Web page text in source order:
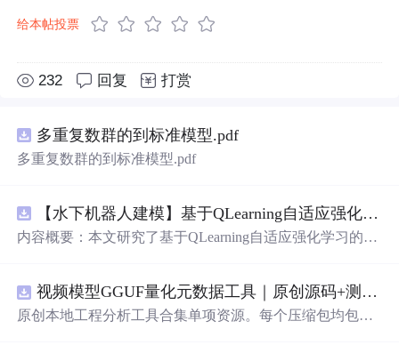
给本帖投票
232 回复 打赏
多重复数群的到标准模型.pdf
多重复数群的到标准模型.pdf
【水下机器人建模】基于QLearning自适应强化学习PID控制器在AUV中的应用研究（Matlab代码实现）
内容概要：本文研究了基于QLearning自适应强化学习的PI
探讨了将强化学习算法QLearning与传统PID控制相结合的
方法，以提升AUV在复杂、时变及非线性水下环境中的自
视频模型GGUF量化元数据工具｜原创源码+测试+离线报告
原创本地工程分析工具合集单项资源。每个压缩包均包含